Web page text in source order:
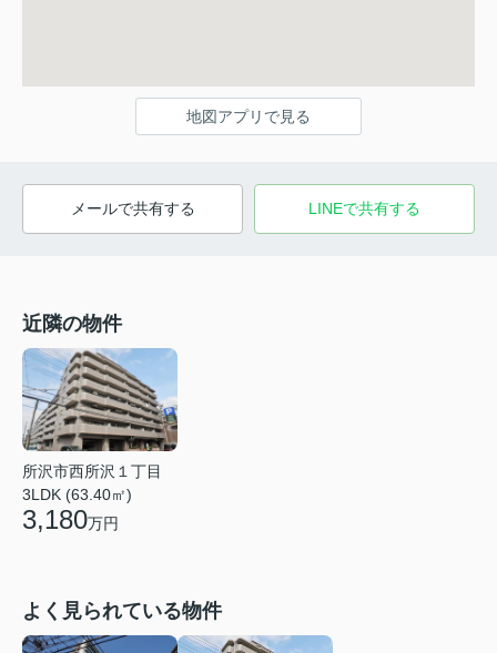
地図アプリで見る
メールで共有する LINEで共有する
近隣の物件
所沢市西所沢１丁目
3LDK (63.40㎡)
3,180万円
よく見られている物件